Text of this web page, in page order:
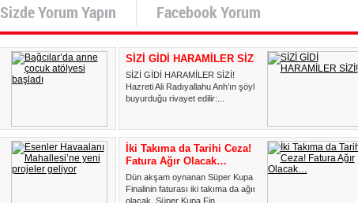
Sizde Yorum Yapın Facebook Yorum
SİZİ GİDİ HARAMİLER SİZİ!
SİZİ GİDİ HARAMİLER SİZİ!
Hazreti Ali Radıyallahu Anh’ın şöyle
buyurduğu rivayet edilir:...
İki Takıma da Tarihi Ceza!
Fatura Ağır Olacak…
Dün akşam oynanan Süper Kupa
Finalinin faturası iki takıma da ağır
olacak. Süper Kupa Fin...